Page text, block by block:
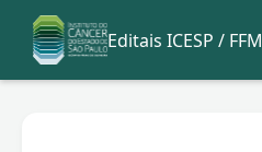
Editais ICESP / FFM